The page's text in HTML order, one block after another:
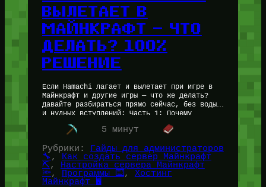
ВЫЛЕТАЕТ В
МАЙНКРАФТ — ЧТО
ДЕЛАТЬ? 100%
РЕШЕНИЕ
Если Hamachi лагает и вылетает при игре в
Майнкрафт и другие игры — что же делать?
Давайте разбираться прямо сейчас, без воды
и нудных вступлений: Часть 1: Почему
Hamachi лагает…
5 минут
Рубрики: Гайды для администраторов
🔧 , Как создать сервер Майнкрафт
⛏️, Настройка сервера Майнкрафт
🔦, Программы ⌨️, Хостинг
Майнкрафт 🖥️